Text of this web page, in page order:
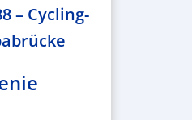
– Cycling-